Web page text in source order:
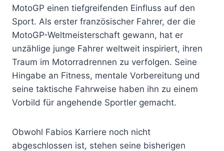
MotoGP einen tiefgreifenden Einfluss auf den
Sport. Als erster französischer Fahrer, der die
MotoGP-Weltmeisterschaft gewann, hat er
unzählige junge Fahrer weltweit inspiriert, ihren
Traum im Motorradrennen zu verfolgen. Seine
Hingabe an Fitness, mentale Vorbereitung und
seine taktische Fahrweise haben ihn zu einem
Vorbild für angehende Sportler gemacht.
Obwohl Fabios Karriere noch nicht
abgeschlossen ist, stehen seine bisherigen